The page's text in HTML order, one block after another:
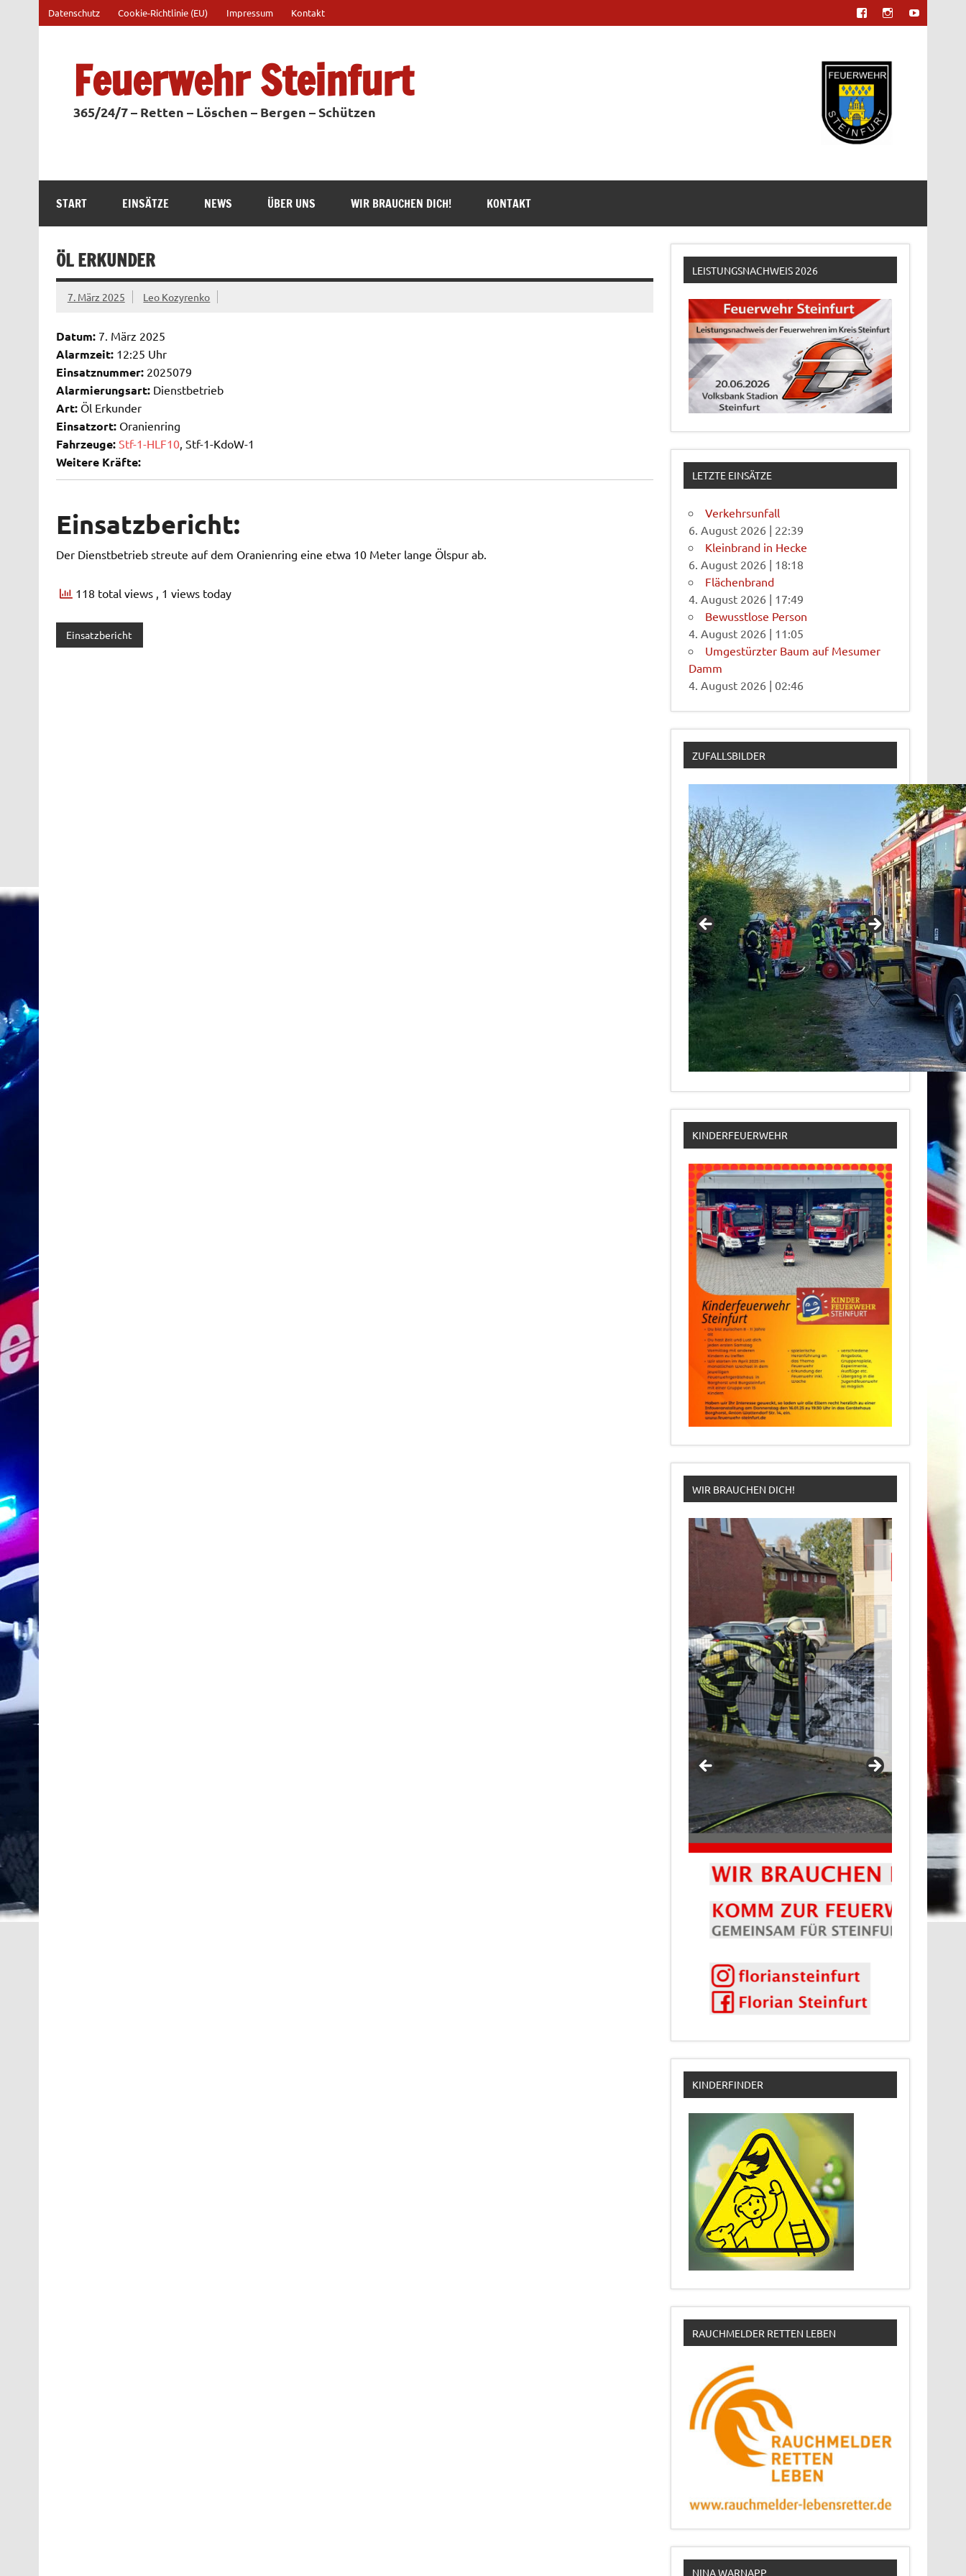
springen
Datenschutz Cookie-Richtlinie (EU) Impressum Kontakt
Feuerwehr Steinfurt
365/24/7 – Retten – Löschen – Bergen – Schützen
START EINSÄTZE NEWS ÜBER UNS WIR BRAUCHEN DICH! KONTAKT
ÖL ERKUNDER
7. März 2025 Leo Kozyrenko
Datum:7. März 2025
Alarmzeit:12:25 Uhr
Einsatznummer:2025079
Alarmierungsart:Dienstbetrieb
Art:Öl Erkunder
Einsatzort:Oranienring
Fahrzeuge: Stf-1-HLF10, Stf-1-KdoW-1
Weitere Kräfte:
Einsatzbericht:
Der Dienstbetrieb streute auf dem Oranienring eine etwa 10 Meter lange Ölspur ab.
118 total views , 1 views today
Einsatzbericht
LEISTUNGSNACHWEIS 2026
LETZTE EINSÄTZE
Verkehrsunfall
6. August 2026 | 22:39
Kleinbrand in Hecke
6. August 2026 | 18:18
Flächenbrand
4. August 2026 | 17:49
Bewusstlose Person
4. August 2026 | 11:05
Umgestürzter Baum auf Mesumer
Damm
4. August 2026 |02:46
ZUFALLSBILDER
KINDERFEUERWEHR
WIR BRAUCHEN DICH!
KINDERFINDER
RAUCHMELDER RETTEN LEBEN
NINA WARNAPP